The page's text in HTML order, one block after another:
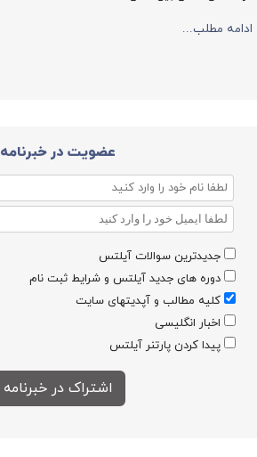
ادامه مطلب...
عضویت در خبرنامه
جدیدترین سوالات آیلتس
دوره های جدید آیلتس و شرایط ثبت نام
کلیه مطالب و آپدیتهای سایت
اخبار انگلیسی
پیدا کردن پارتنر آیلتس